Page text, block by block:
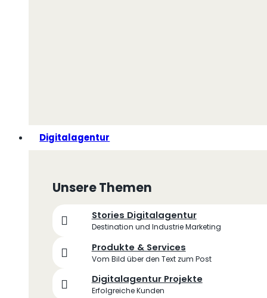
Digitalagentur
Unsere Themen
Stories Digitalagentur
Destination und Industrie Marketing
Produkte & Services
Vom Bild über den Text zum Post
Digitalagentur Projekte
Erfolgreiche Kunden